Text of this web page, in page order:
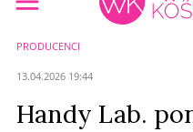
PRODUCENCI
13.04.2026 19:44
Handy Lab.